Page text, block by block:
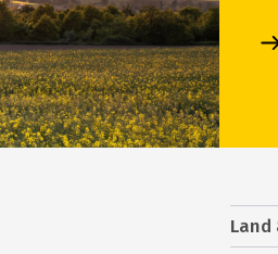
Land